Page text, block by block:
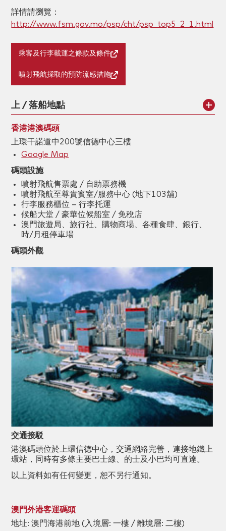
詳情請瀏覽：
http://www.fsm.gov.mo/psp/cht/psp_top5_2_1.html
乘客及行李載運之條款及條件
噴射飛航採取的預防流感措施
上 / 落船地點
香港港澳碼頭
上環干諾道中200號信德中心三樓
Google Map
碼頭設施
噴射飛航售票處 / 自助票務機
噴射飛航至尊貴賓室/服務中心 (地下103舖)
行李服務櫃位 – 行李托運
候船大堂 / 豪華位候船室 / 免稅店
澳門旅遊局、旅行社、購物商場、各種食肆、銀行、
時/月租停車場
碼頭外觀
交通接駁
港澳碼頭位於上環信德中心，交通網絡完善，連接地鐵上
環站，同時有多條主要巴士線、的士及小巴均可直達。
以上資料如有任何變更，恕不另行通知。
澳門外港客運碼頭
地址: 澳門海港前地 (入境層: 一樓 / 離境層: 二樓)